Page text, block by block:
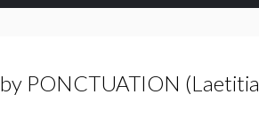
PONCTUATION (Laetitia